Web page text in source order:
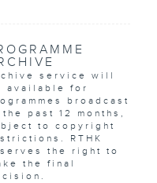
service will
available for
broadcast
the past 12 months,
to copyright
RTHK
the right to
the final